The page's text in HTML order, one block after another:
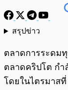
สรุปข่าว
ตลาดการระดม
ตลาดคริปโต กำ
โดยในไตรมาส